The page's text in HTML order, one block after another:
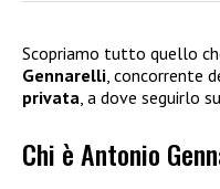
Scopriamo tutto quello
Gennarelli, concorrente
privata, a dove seguirlo
Chi è Antonio